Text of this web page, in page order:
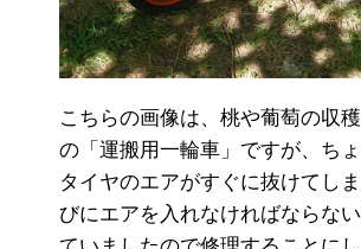
こちらの画像は、桃や葡萄の収
の「運搬用一輪車」ですが、ち
タイヤのエアがすぐに抜けてし
びにエアを入れなければならな